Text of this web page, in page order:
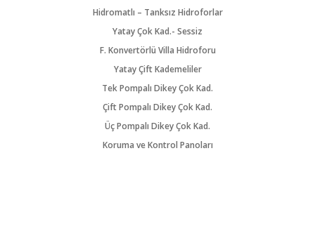
Hidromatlı – Tanksız Hidroforlar
Yatay Çok Kad.- Sessiz
F. Konvertörlü Villa Hidroforu
Yatay Çift Kademeliler
Tek Pompalı Dikey Çok Kad.
Çift Pompalı Dikey Çok Kad.
Üç Pompalı Dikey Çok Kad.
Koruma ve Kontrol Panoları